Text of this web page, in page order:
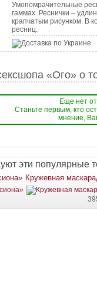
Умопомрачительные
гаммах. Реснички –
крапчатым рисунком. В
ресниц.
«Ого» о
Еще нет
Станьте первым, кто
мнение,
эти популярные
Кружевная